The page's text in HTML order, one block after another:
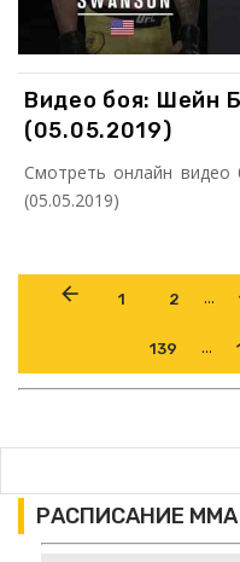
РАСПИСАНИЕ ММА
Видео боя: Шейн
(05.05.2019)
Смотреть онлайн
(05.05.2019)
1 2 ...
139 ...